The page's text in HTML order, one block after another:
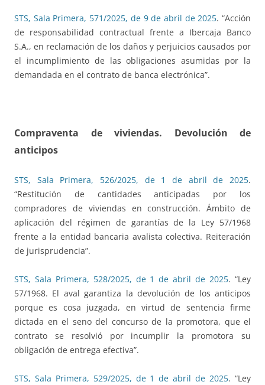
STS, Sala Primera, 571/2025, de 9 de abril de 2025. “Acción
de responsabilidad contractual frente a Ibercaja Banco
S.A., en reclamación de los daños y perjuicios causados por
el incumplimiento de las obligaciones asumidas por la
demandada en el contrato de banca electrónica”.
Compraventa de viviendas. Devolución de
anticipos
STS, Sala Primera, 526/2025, de 1 de abril de 2025.
“Restitución de cantidades anticipadas por los
compradores de viviendas en construcción. Ámbito de
aplicación del régimen de garantías de la Ley 57/1968
frente a la entidad bancaria avalista colectiva. Reiteración
de jurisprudencia”.
STS, Sala Primera, 528/2025, de 1 de abril de 2025. “Ley
57/1968. El aval garantiza la devolución de los anticipos
porque es cosa juzgada, en virtud de sentencia firme
dictada en el seno del concurso de la promotora, que el
contrato se resolvió por incumplir la promotora su
obligación de entrega efectiva”.
STS, Sala Primera, 529/2025, de 1 de abril de 2025. “Ley